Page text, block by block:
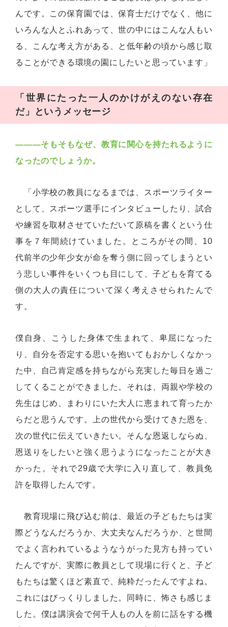
んです。この保育園では、保育士だけでなく、他に
いろんな人とふれあって、世の中にはこんな人もい
る、こんな考え方がある、と低年齢の頃から感じ取
ることができる環境の園にしたいと思っています」
「世界にたった一人のかけがえのない存在
だ」というメッセージ
―――そもそもなぜ、教育に関心を持たれるように
なったのでしょうか。
「小学校の教員になるまでは、スポーツライター
として、スポーツ選手にインタビューしたり、試合
や練習を取材させていただいて原稿を書くという仕
事を７年間続けていました。ところがその間、10
代前半の少年少女が命を奪う側に回ってしまうとい
う悲しい事件をいくつも目にして、子どもを育てる
側の大人の責任について深く考えさせられたんで
す。
僕自身、こうした身体で生まれて、卑屈になった
り、自分を否定する思いを抱いてもおかしくなかっ
た中、自己肯定感を持ちながら充実した毎日を過ご
してくることができました。それは、両親や学校の
先生はじめ、まわりにいた大人に恵まれて育ったか
らだと思うんです。上の世代から受けてきた恩を、
次の世代に伝えていきたい。そんな恩返しならぬ、
恩送りをしたいと強く思うようになったことが大き
かった。それで29歳で大学に入り直して、教員免
許を取得したんです。
教育現場に飛び込む前は、最近の子どもたちは実
際どうなんだろうか、大丈夫なんだろうか、と世間
でよく言われているようなうがった見方も持ってい
たんですが、実際に教員として現場に行くと、子ど
もたちは驚くほど素直で、純粋だったんですよね。
これにはびっくりしました。同時に、怖さも感じま
した。僕は講演会で何千人もの人を前に話をする機